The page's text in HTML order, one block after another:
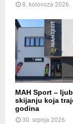
8. kolovoza 2026.
MAH Sport –
skijanju koja
godina
30. srpnja 2026.